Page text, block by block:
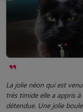
La jolie néon qui est
très timide elle a appris
détendue. Une jolie